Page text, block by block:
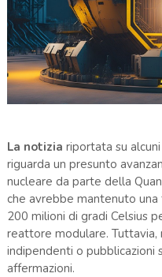
La notizia riportata su
riguarda un presunto
nucleare da parte della
che avrebbe mantenuto
200 milioni di gradi Celsius
reattore modulare. Tuttavia,
indipendenti o pubblicazioni
affermazioni.